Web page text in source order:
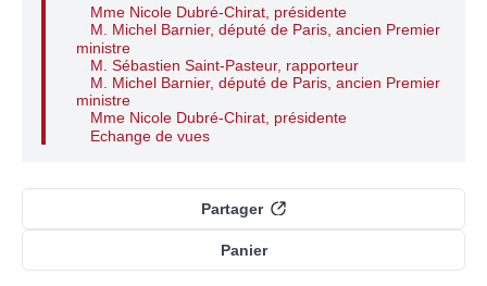
Mme Nicole Dubré-Chirat, présidente
M. Michel Barnier, député de Paris, ancien Premier
ministre
M. Sébastien Saint-Pasteur, rapporteur
M. Michel Barnier, député de Paris, ancien Premier
ministre
Mme Nicole Dubré-Chirat, présidente
Echange de vues
Panier
Partager